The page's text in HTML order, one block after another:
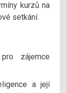
kurzů na
setkání.
zájemce
a její